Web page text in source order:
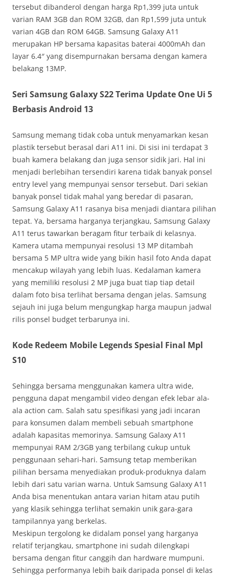
tersebut dibanderol dengan harga Rp1,399 juta untuk
varian RAM 3GB dan ROM 32GB, dan Rp1,599 juta untuk
varian 4GB dan ROM 64GB. Samsung Galaxy A11
merupakan HP bersama kapasitas baterai 4000mAh dan
layar 6.4″ yang disempurnakan bersama dengan kamera
belakang 13MP.
Seri Samsung Galaxy S22 Terima Update One Ui 5
Berbasis Android 13
Samsung memang tidak coba untuk menyamarkan kesan
plastik tersebut berasal dari A11 ini. Di sisi ini terdapat 3
buah kamera belakang dan juga sensor sidik jari. Hal ini
menjadi berlebihan tersendiri karena tidak banyak ponsel
entry level yang mempunyai sensor tersebut. Dari sekian
banyak ponsel tidak mahal yang beredar di pasaran,
Samsung Galaxy A11 rasanya bisa menjadi diantara pilihan
tepat. Ya, bersama harganya terjangkau, Samsung Galaxy
A11 terus tawarkan beragam fitur terbaik di kelasnya.
Kamera utama mempunyai resolusi 13 MP ditambah
bersama 5 MP ultra wide yang bikin hasil foto Anda dapat
mencakup wilayah yang lebih luas. Kedalaman kamera
yang memiliki resolusi 2 MP juga buat tiap tiap detail
dalam foto bisa terlihat bersama dengan jelas. Samsung
sejauh ini juga belum mengungkap harga maupun jadwal
rilis ponsel budget terbarunya ini.
Kode Redeem Mobile Legends Spesial Final Mpl
S10
Sehingga bersama menggunakan kamera ultra wide,
pengguna dapat mengambil video dengan efek lebar ala-
ala action cam. Salah satu spesifikasi yang jadi incaran
para konsumen dalam membeli sebuah smartphone
adalah kapasitas memorinya. Samsung Galaxy A11
mempunyai RAM 2/3GB yang terbilang cukup untuk
penggunaan sehari-hari. Samsung tetap memberikan
pilihan bersama menyediakan produk-produknya dalam
lebih dari satu varian warna. Untuk Samsung Galaxy A11
Anda bisa menentukan antara varian hitam atau putih
yang klasik sehingga terlihat semakin unik gara-gara
tampilannya yang berkelas.
Meskipun tergolong ke didalam ponsel yang harganya
relatif terjangkau, smartphone ini sudah dilengkapi
bersama dengan fitur canggih dan hardware mumpuni.
Sehingga performanya lebih baik daripada ponsel di kelas